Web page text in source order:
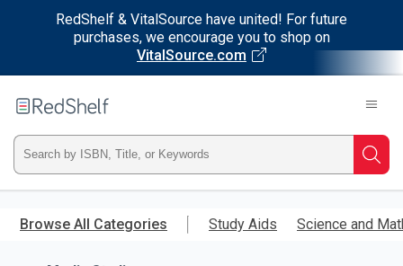
RedShelf & VitalSource have united! For future
purchases, we encourage you to shop on
VitalSource.com
main
RedShelf
Type
ISBN,
Title,
Browse All Categories Study Aids Science and